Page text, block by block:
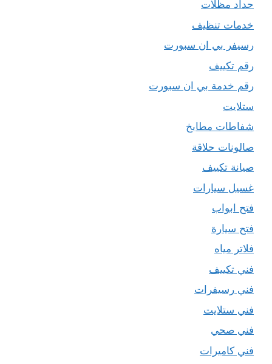
حداد مظلات
خدمات تنظيف
رسيفر بي ان سبورت
رقم تكييف
رقم خدمة بي ان سبورت
ستلايت
شفاطات مطابخ
صالونات حلاقة
صيانة تكييف
غسيل سيارات
فتح ابواب
فتح سيارة
فلاتر مياه
فني تكييف
فني رسيفرات
فني ستلايت
فني صحي
فني كاميرات